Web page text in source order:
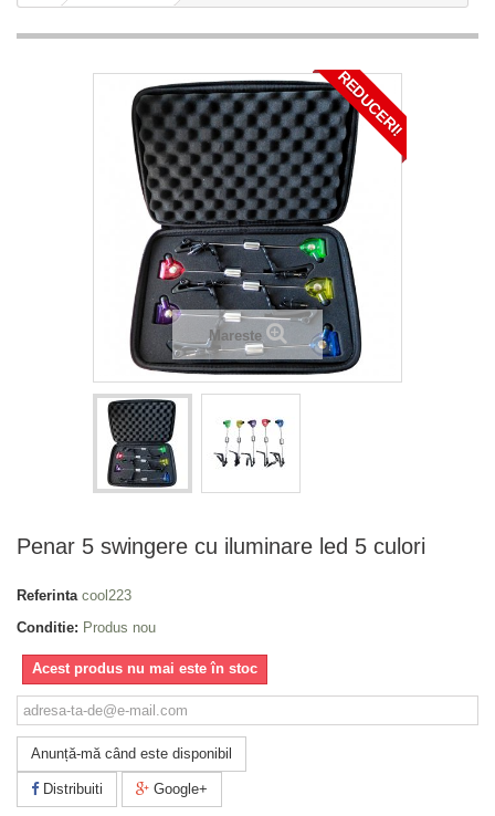
REDUCERI!
Mareste
Penar 5 swingere cu iluminare led 5 culori
Referinta cool223
Conditie: Produs nou
Acest produs nu mai este în stoc
Anunță-mă când este disponibil
Distribuiti Google+